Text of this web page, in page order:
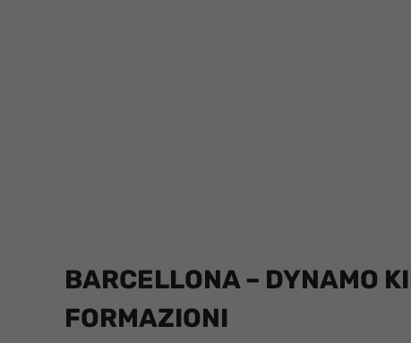
BARCELLONA – DYNAMO
FORMAZIONI